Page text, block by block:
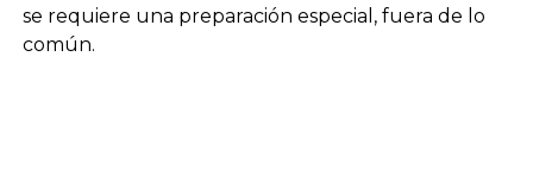
se requiere una preparación especial, fuera de lo
común.